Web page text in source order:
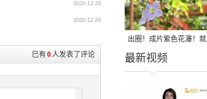
2020-12-29
2020-12-29
已有0人发表了评论
出圈！成片紫色花瀑！就
在光明港公园
最新视频